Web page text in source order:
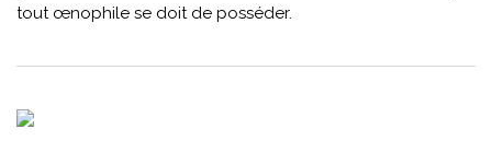
tout œnophile se doit de posséder.